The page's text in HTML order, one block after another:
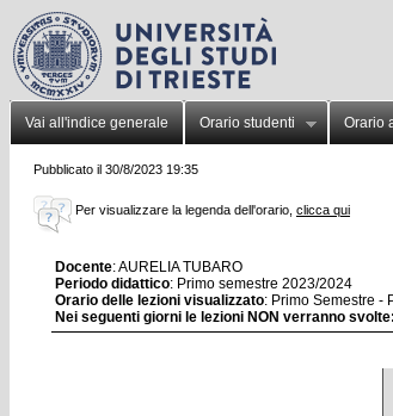
Vai all'indice generale Orario studenti Orario
Pubblicato il 30/8/2023 19:35
Per visualizzare la legenda dell'orario, clicca qui
Docente: AURELIA TUBARO
Periodo didattico: Primo semestre 2023/2024
Orario delle lezioni visualizzato: Primo Semestre -
Nei seguenti giorni le lezioni NON verranno svolte: